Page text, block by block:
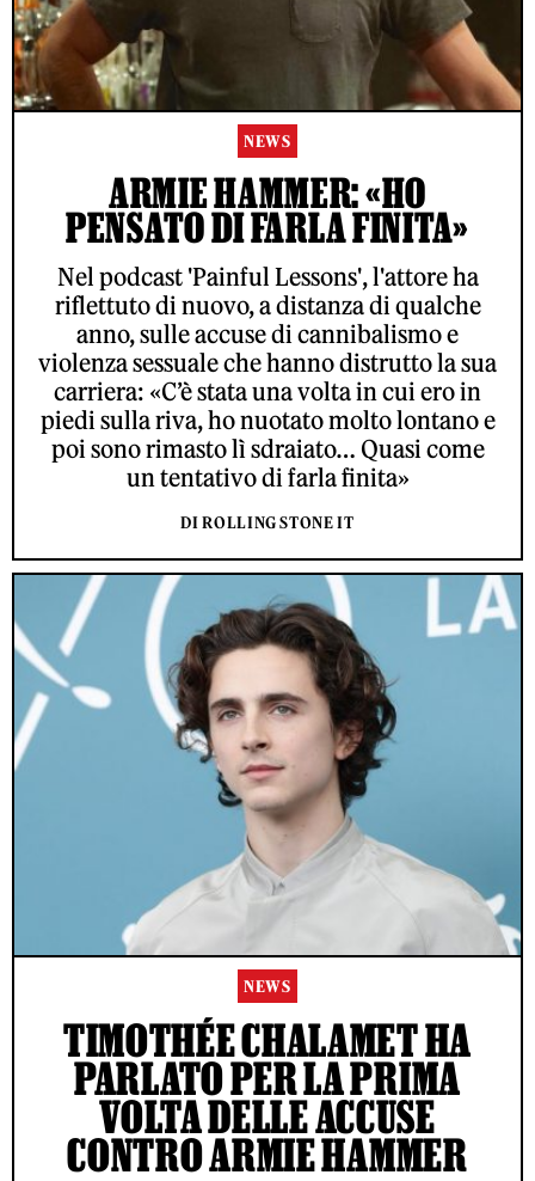
NEWS
ARMIE HAMMER: «HO
PENSATO DI FARLA FINITA»
Nel podcast 'Painful Lessons', l'attore ha
riflettuto di nuovo, a distanza di qualche
anno, sulle accuse di cannibalismo e
violenza sessuale che hanno distrutto la sua
carriera: «C’è stata una volta in cui ero in
piedi sulla riva, ho nuotato molto lontano e
poi sono rimasto lì sdraiato… Quasi come
un tentativo di farla finita»
DI ROLLING STONE IT
NEWS
TIMOTHÉE CHALAMET HA
PARLATO PER LA PRIMA
VOLTA DELLE ACCUSE
CONTRO ARMIE HAMMER